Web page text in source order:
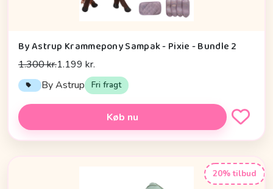
By Astrup Krammepony Sampak - Pixie - Bundle 2
1.300 kr.1.199 kr.
By Astrup Fri fragt
Køb nu
20% tilbud